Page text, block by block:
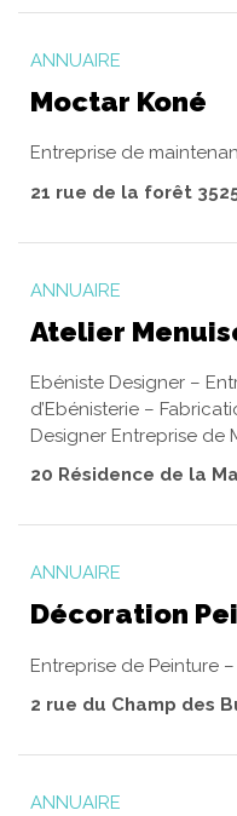
ANNUAIRE
Moctar Koné
Entreprise de
21 rue de la forêt
ANNUAIRE
Atelier
Ebéniste Designer –
d’Ebénisterie –
Designer Entreprise de
20 Résidence de la
ANNUAIRE
Décoration
Entreprise de Peinture
2 rue du Champ des
ANNUAIRE